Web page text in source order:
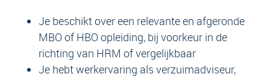
Je beschikt over een relevante en afgeronde
MBO of HBO opleiding, bij voorkeur in de
richting van HRM of vergelijkbaar
Je hebt werkervaring als verzuimadviseur,